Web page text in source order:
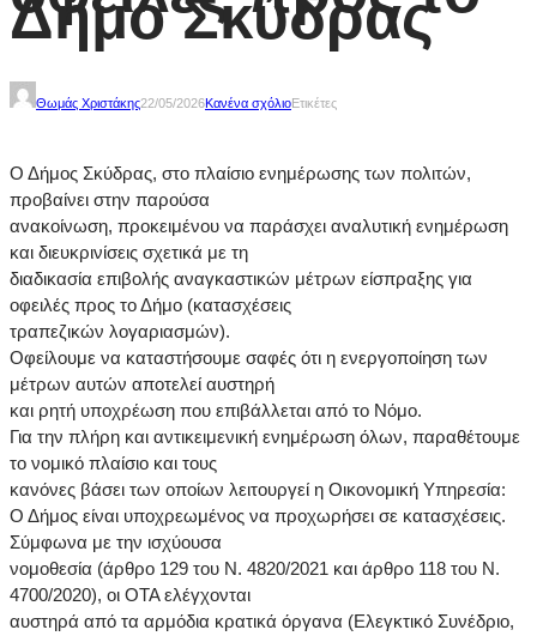
Δήμο Σκύδρας
Θωμάς Χριστάκης22/05/2026Κανένα σχόλιοΕτικέτες
Ο Δήμος Σκύδρας, στο πλαίσιο ενημέρωσης των πολιτών,
προβαίνει στην παρούσα
ανακοίνωση, προκειμένου να παράσχει αναλυτική ενημέρωση
και διευκρινίσεις σχετικά με τη
διαδικασία επιβολής αναγκαστικών μέτρων είσπραξης για
οφειλές προς το Δήμο (κατασχέσεις
τραπεζικών λογαριασμών).
Οφείλουμε να καταστήσουμε σαφές ότι η ενεργοποίηση των
μέτρων αυτών αποτελεί αυστηρή
και ρητή υποχρέωση που επιβάλλεται από το Νόμο.
Για την πλήρη και αντικειμενική ενημέρωση όλων, παραθέτουμε
το νομικό πλαίσιο και τους
κανόνες βάσει των οποίων λειτουργεί η Οικονομική Υπηρεσία:
Ο Δήμος είναι υποχρεωμένος να προχωρήσει σε κατασχέσεις.
Σύμφωνα με την ισχύουσα
νομοθεσία (άρθρο 129 του Ν. 4820/2021 και άρθρο 118 του Ν.
4700/2020), οι ΟΤΑ ελέγχονται
αυστηρά από τα αρμόδια κρατικά όργανα (Ελεγκτικό Συνέδριο,